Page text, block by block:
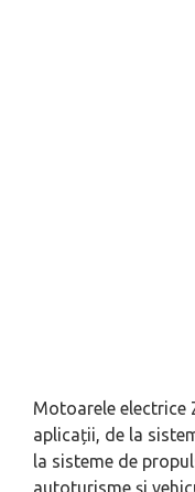
Motoarele electrice
aplicații, de la
la sisteme de
autoturisme și